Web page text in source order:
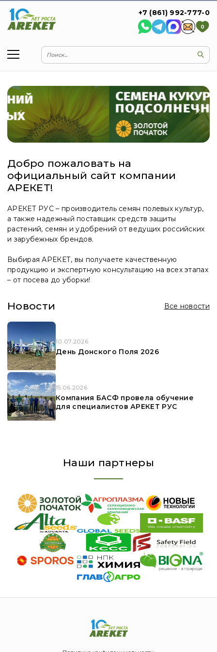
+7 (861) 992-777-0
0
Добро пожаловать на
официальный сайт компании
АРЕКЕТ!
АРЕКЕТ РУС – производитель семян полевых культур,
а также надежный поставщик средств защиты
растений, семян и удобрений от ведущих российских
и зарубежных брендов.
Выбирая АРЕКЕТ, вы получаете качественную
продукцию и экспертную консультацию на всех этапах
– от посева до уборки!
Новости Все новости
10.07.2026
День Донского Поля 2026
15.06.2026
Компания БАСФ провела обучение
для специалистов АРЕКЕТ РУС
Наши партнеры